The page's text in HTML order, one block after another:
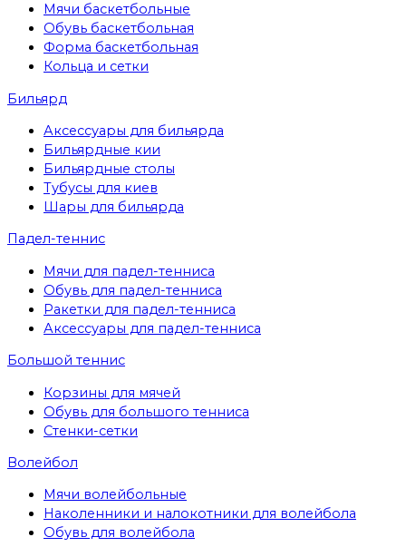
Мячи баскетбольные
Обувь баскетбольная
Форма баскетбольная
Кольца и сетки
Бильярд
Аксессуары для бильярда
Бильярдные кии
Бильярдные столы
Тубусы для киев
Шары для бильярда
Падел-теннис
Мячи для падел-тенниса
Обувь для падел-тенниса
Ракетки для падел-тенниса
Аксессуары для падел-тенниса
Большой теннис
Корзины для мячей
Обувь для большого тенниса
Стенки-сетки
Волейбол
Мячи волейбольные
Наколенники и налокотники для волейбола
Обувь для волейбола